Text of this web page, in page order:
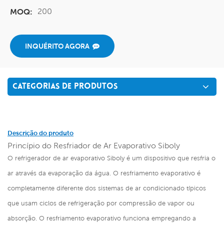
MOQ:
200
INQUÉRITO AGORA
CATEGORIAS DE PRODUTOS
Descrição do produto
Princípio do Resfriador de Ar Evaporativo Siboly
O refrigerador de ar evaporativo Siboly é um dispositivo que resfria o
ar através da evaporação da água. O resfriamento evaporativo é
completamente diferente dos sistemas de ar condicionado típicos
que usam ciclos de refrigeração por compressão de vapor ou
absorção. O resfriamento evaporativo funciona empregando a